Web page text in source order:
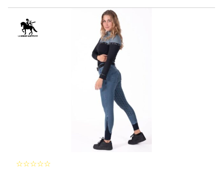
☆☆☆☆☆
vare
har